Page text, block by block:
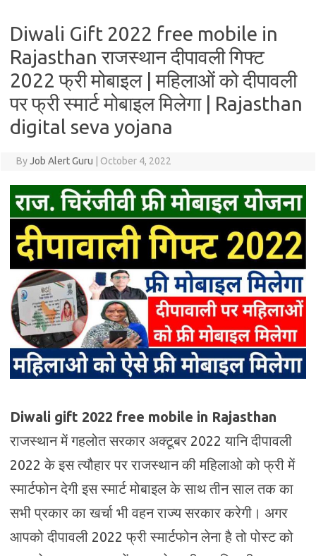
Diwali Gift 2022 free mobile in
Rajasthan राजस्थान दीपावली गिफ्ट
2022 फ्री मोबाइल | महिलाओं को दीपावली
पर फ्री स्मार्ट मोबाइल मिलेगा | Rajasthan
digital seva yojana
ByJob Alert Guru October 4, 2022
Diwali gift 2022 free mobile in Rajasthan
राजस्थान में गहलोत सरकार अक्टूबर 2022 यानि दीपावली
2022 के इस त्यौहार पर राजस्थान की महिलाओ को फ्री में
स्मार्टफोन देगी इस स्मार्ट मोबाइल के साथ तीन साल तक का
सभी प्रकार का खर्चा भी वहन राज्य सरकार करेगी। अगर
आपको दीपावली 2022 फ्री स्मार्टफोन लेना है तो पोस्ट को